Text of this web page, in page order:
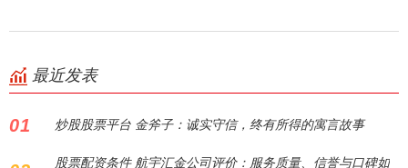
最近发表
01 炒股股票平台 金斧子：诚实守信，终有所得的寓言故事
股票配资条件 航宇汇金公司评价：服务质量、信誉与口碑如